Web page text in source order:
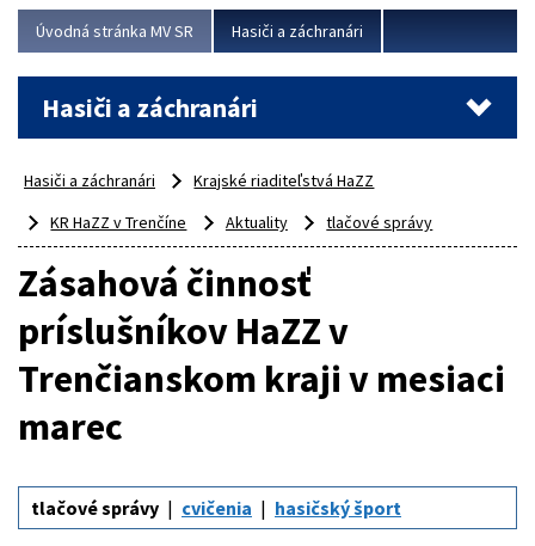
Úvodná stránka MV SR Hasiči a záchranári
Hasiči a záchranári
Hasiči a záchranári
Krajské riaditeľstvá HaZZ
KR HaZZ v Trenčíne
Aktuality tlačové správy
Zásahová činnosť
príslušníkov HaZZ v
Trenčianskom kraji v mesiaci
marec
tlačové správy cvičenia hasičský šport